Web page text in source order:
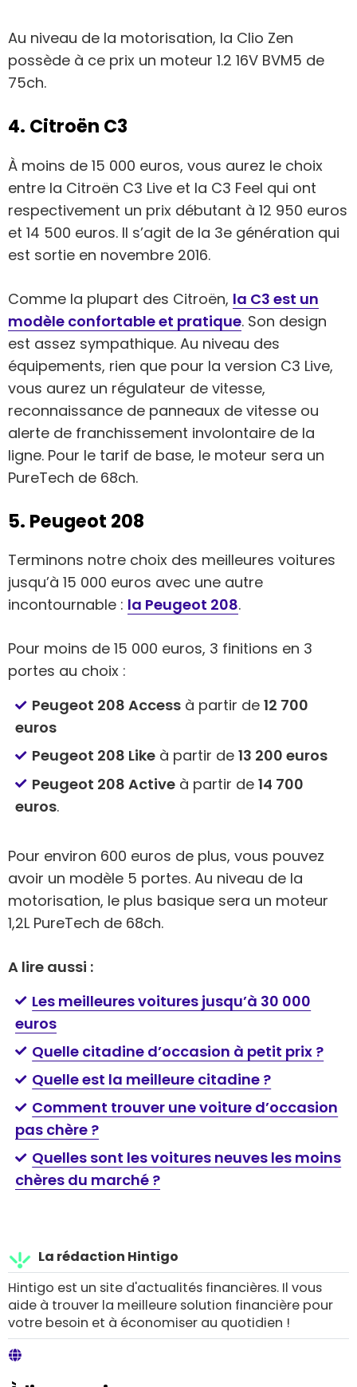
Au niveau de la motorisation, la Clio Zen
possède à ce prix un moteur 1.2 16V BVM5 de
75ch.
4. Citroën C3
À moins de 15 000 euros, vous aurez le choix
entre la Citroën C3 Live et la C3 Feel qui ont
respectivement un prix débutant à 12 950 euros
et 14 500 euros. Il s’agit de la 3e génération qui
est sortie en novembre 2016.
Comme la plupart des Citroën, la C3 est un
modèle confortable et pratique. Son design
est assez sympathique. Au niveau des
équipements, rien que pour la version C3 Live,
vous aurez un régulateur de vitesse,
reconnaissance de panneaux de vitesse ou
alerte de franchissement involontaire de la
ligne. Pour le tarif de base, le moteur sera un
PureTech de 68ch.
5. Peugeot 208
Terminons notre choix des meilleures voitures
jusqu’à 15 000 euros avec une autre
incontournable : la Peugeot 208.
Pour moins de 15 000 euros, 3 finitions en 3
portes au choix :
Peugeot 208 Access à partir de12 700
euros
Peugeot 208 Like à partir de13 200 euros
Peugeot 208 Active à partir de14 700
euros.
Pour environ 600 euros de plus, vous pouvez
avoir un modèle 5 portes. Au niveau de la
motorisation, le plus basique sera un moteur
1,2L PureTech de 68ch.
A lire aussi :
Les meilleures voitures jusqu’à 30 000
euros
Quelle citadine d’occasion à petit prix ?
Quelle est la meilleure citadine ?
Comment trouver une voiture d’occasion
pas chère ?
Quelles sont les voitures neuves les moins
chères du marché ?
La rédaction Hintigo
Hintigo est un site d'actualités financières. Il vous
aide à trouver la meilleure solution financière pour
votre besoin et à économiser au quotidien !